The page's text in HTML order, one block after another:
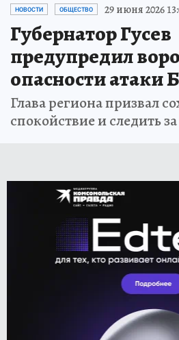
НОВОСТИ ОБЩЕСТВО 29 июня 2026
Губернатор Гусев
предупредил
опасности атаки
Глава региона призвал
спокойствие и следить